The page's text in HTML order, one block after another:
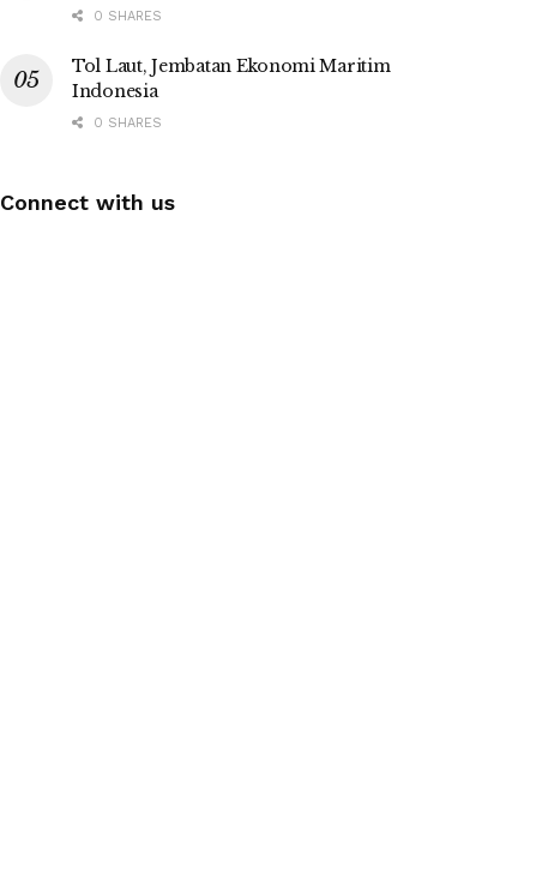
0 SHARES
Tol Laut, Jembatan Ekonomi Maritim
Indonesia
0 SHARES
Connect with us